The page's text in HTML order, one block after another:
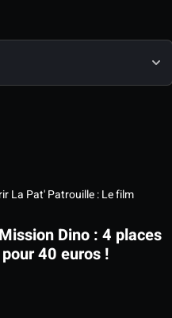
La Pat' Patrouille : Le film
Dino : 4 places
40 euros !